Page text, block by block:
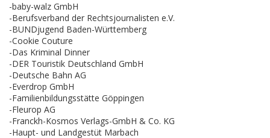
-baby-walz GmbH
-Berufsverband der Rechtsjournalisten e.V.
-BUNDjugend Baden-Württemberg
-Cookie Couture
-Das Kriminal Dinner
-DER Touristik Deutschland GmbH
-Deutsche Bahn AG
-Everdrop GmbH
-Familienbildungsstätte Göppingen
-Fleurop AG
-Franckh-Kosmos Verlags-GmbH & Co. KG
-Haupt- und Landgestüt Marbach